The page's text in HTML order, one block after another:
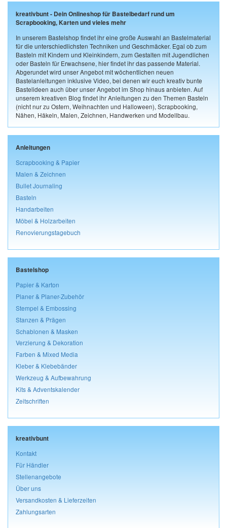
kreativbunt - Dein Onlineshop für Bastelbedarf rund um
Scrapbooking, Karten und vieles mehr
In unserem Bastelshop findet ihr eine große Auswahl an Bastelmaterial
für die unterschiedlichsten Techniken und Geschmäcker. Egal ob zum
Basteln mit Kindern und Kleinkindern, zum Gestalten mit Jugendlichen
oder Basteln für Erwachsene, hier findet ihr das passende Material.
Abgerundet wird unser Angebot mit wöchentlichen neuen
Bastelanleitungen inklusive Video, bei denen wir euch kreativ bunte
Bastelideen auch über unser Angebot im Shop hinaus anbieten. Auf
unserem kreativen Blog findet ihr Anleitungen zu den Themen Basteln
(nicht nur zu Ostern, Weihnachten und Halloween), Scrapbooking,
Nähen, Häkeln, Malen, Zeichnen, Handwerken und Modellbau.
Anleitungen
Scrapbooking & Papier
Malen & Zeichnen
Bullet Journaling
Basteln
Handarbeiten
Möbel & Holzarbeiten
Renovierungstagebuch
Bastelshop
Papier & Karton
Planer & Planer-Zubehör
Stempel & Embossing
Stanzen & Prägen
Schablonen & Masken
Verzierung & Dekoration
Farben & Mixed Media
Kleber & Klebebänder
Werkzeug & Aufbewahrung
Kits & Adventskalender
Zeitschriften
kreativbunt
Kontakt
Für Händler
Stellenangebote
Über uns
Versandkosten & Lieferzeiten
Zahlungsarten